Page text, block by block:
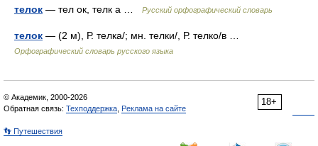
телок — тел ок, телк а … Русский орфографический словарь
телок — (2 м), Р. телка/; мн. телки/, Р. телко/в …
Орфографический словарь русского языка
18+
© Академик, 2000-2026
Обратная связь: Техподдержка Реклама на сайте
👣 Путешествия